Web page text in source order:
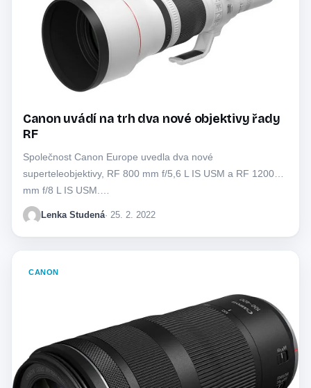
Canon uvádí na trh dva nové objektivy řady
RF
Společnost Canon Europe uvedla dva nové
superteleobjektivy, RF 800 mm f/5,6 L IS USM a RF 1200
mm f/8 L IS USM.…
Lenka Studená· 25. 2. 2022
CANON